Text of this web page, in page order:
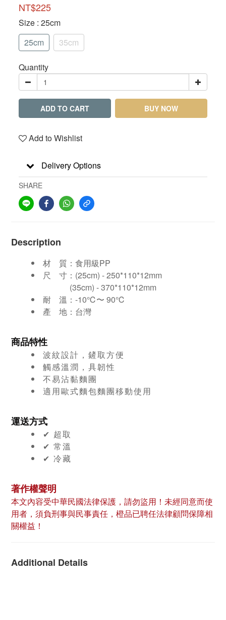
NT$225
Size : 25cm
25cm
35cm
Quantity
ADD TO CART BUY NOW
Add to Wishlist
Delivery Options
SHARE
Description
材 質：食用級PP
尺
寸：(25cm) - 250*110*12mm
(35cm) - 370*110*12mm
耐
溫：-10℃〜 90℃
產
地：台灣
商品特性
波紋設計，鏟取方便
觸感溫潤，具韌性
不易沾黏麵團
適用歐式麵包麵團移動使用
運送方式
✔︎ 超取
✔︎ 常溫
✔︎ 冷藏
著作權聲明
本文內容受中華民國法律保護，請勿盜用！未經同意而使
用者，須負刑事與民事責任，橙品已聘任法律顧問保障相
關權益！
Additional Details